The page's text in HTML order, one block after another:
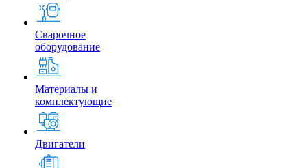
Сварочное
оборудование
Материалы и
комплектующие
Двигатели